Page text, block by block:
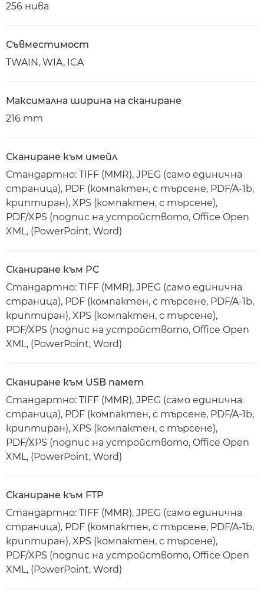
256 нива
Съвместимост
TWAIN, WIA, ICA
Максимална ширина на сканиране
216 mm
Сканиране към имейл
Стандартно: TIFF (MMR), JPEG (само единична
страница), PDF (компактен, с търсене, PDF/A-1b,
криптиран), XPS (компактен, с търсене),
PDF/XPS (подпис на устройството, Office Open
XML, (PowerPoint, Word)
Сканиране към PC
Стандартно: TIFF (MMR), JPEG (само единична
страница), PDF (компактен, с търсене, PDF/A-1b,
криптиран), XPS (компактен, с търсене),
PDF/XPS (подпис на устройството, Office Open
XML, (PowerPoint, Word)
Сканиране към USB памет
Стандартно: TIFF (MMR), JPEG (само единична
страница), PDF (компактен, с търсене, PDF/A-1b,
криптиран), XPS (компактен, с търсене),
PDF/XPS (подпис на устройството, Office Open
XML, (PowerPoint, Word)
Сканиране към FTP
Стандартно: TIFF (MMR), JPEG (само единична
страница), PDF (компактен, с търсене, PDF/A-1b,
криптиран), XPS (компактен, с търсене),
PDF/XPS (подпис на устройството, Office Open
XML, (PowerPoint, Word)